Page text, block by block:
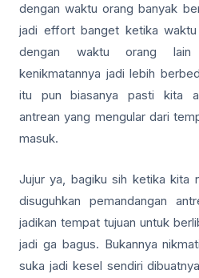
dengan waktu orang banyak
jadi effort banget ketika waktu
dengan waktu orang lain
kenikmatannya jadi lebih
itu pun biasanya pasti kita
antrean yang mengular dari
masuk.
Jujur ya, bagiku sih ketika kita
disuguhkan pemandangan
jadikan tempat tujuan untuk
jadi ga bagus. Bukannya
suka jadi kesel sendiri